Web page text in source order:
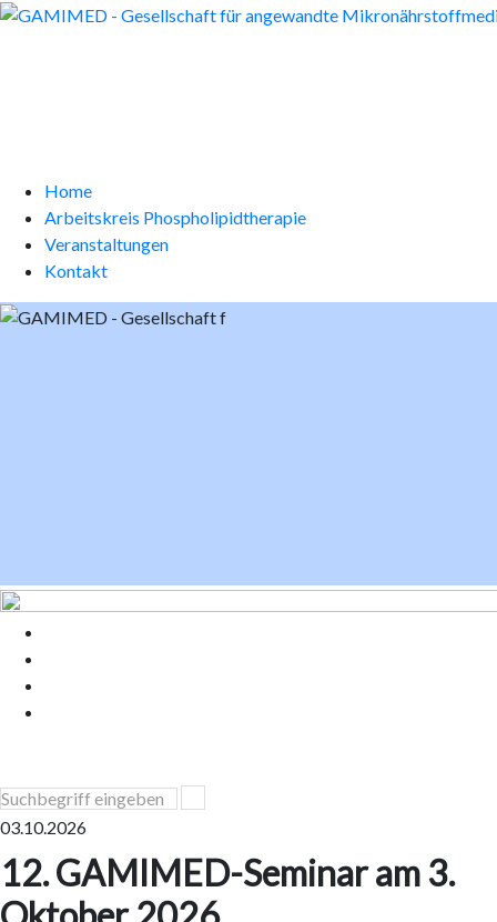
Home
Arbeitskreis Phospholipidtherapie
Veranstaltungen
Kontakt
03.10.2026
12. GAMIMED-Seminar am 3.